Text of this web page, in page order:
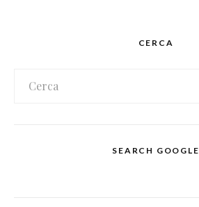
CERCA
SEARCH GOOGLE